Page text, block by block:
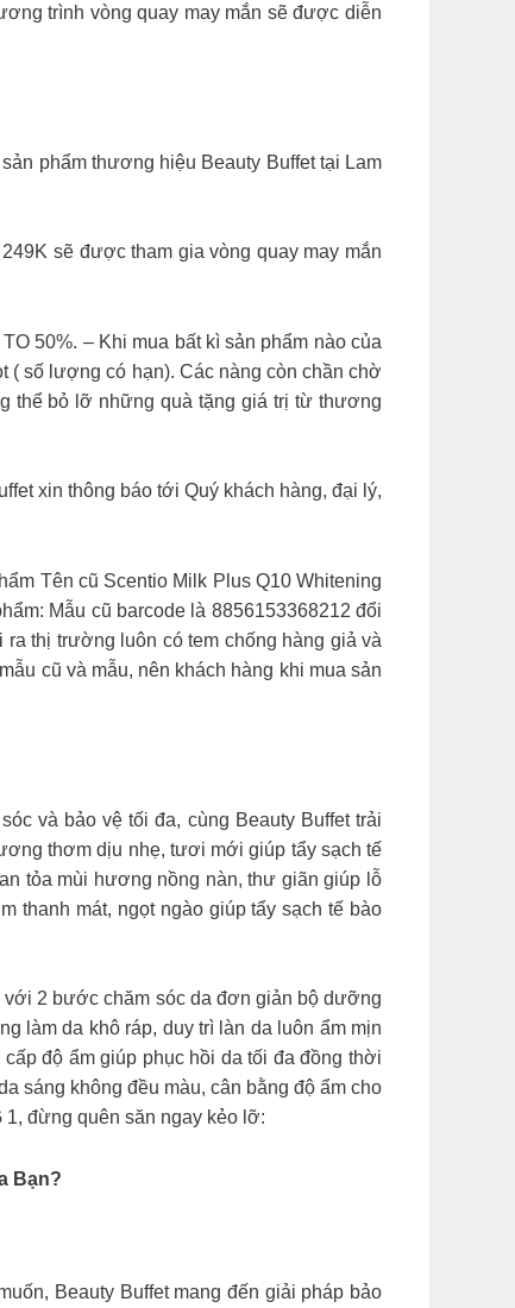
trình vòng quay may mắn sẽ được diễn
phẩm thương hiệu Beauty Buffet tại Lam
sẽ được tham gia vòng quay may mắn
50%. – Khi mua bất kì sản phẩm nào của
( số lượng có hạn). Các nàng còn chần chờ
thể bỏ lỡ những quà tặng giá trị từ thương
xin thông báo tới Quý khách hàng, đại lý,
Tên cũ Scentio Milk Plus Q10 Whitening
Mẫu cũ barcode là 8856153368212 đổi
thị trường luôn có tem chống hàng giả và
cũ và mẫu, nên khách hàng khi mua sản
và bảo vệ tối đa, cùng Beauty Buffet trải
thơm dịu nhẹ, tươi mới giúp tẩy sạch tế
tỏa mùi hương nồng nàn, thư giãn giúp lỗ
thanh mát, ngọt ngào giúp tẩy sạch tế bào
2 bước chăm sóc da đơn giản bộ dưỡng
làm da khô ráp, duy trì làn da luôn ẩm mịn
độ ẩm giúp phục hồi da tối đa đồng thời
sáng không đều màu, cân bằng độ ẩm cho
1, đừng quên săn ngay kẻo lỡ:
Bạn?
Beauty Buffet mang đến giải pháp bảo